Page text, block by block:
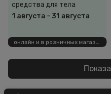
средства для тела
1 августа - 31 августа
онлайн и в розничных магазинах